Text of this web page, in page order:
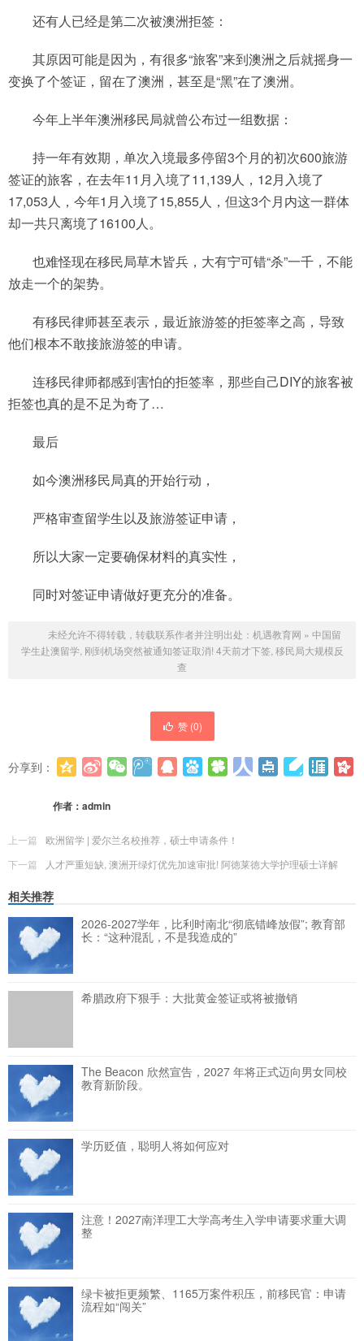
还有人已经是第二次被澳洲拒签：
其原因可能是因为，有很多“旅客”来到澳洲之后就摇身一
变换了个签证，留在了澳洲，甚至是“黑”在了澳洲。
今年上半年澳洲移民局就曾公布过一组数据：
持一年有效期，单次入境最多停留3个月的初次600旅游
签证的旅客，在去年11月入境了11,139人，12月入境了
17,053人，今年1月入境了15,855人，但这3个月内这一群体
却一共只离境了16100人。
也难怪现在移民局草木皆兵，大有宁可错“杀”一千，不能
放走一个的架势。
有移民律师甚至表示，最近旅游签的拒签率之高，导致
他们根本不敢接旅游签的申请。
连移民律师都感到害怕的拒签率，那些自己DIY的旅客被
拒签也真的是不足为奇了…
最后
如今澳洲移民局真的开始行动，
严格审查留学生以及旅游签证申请，
所以大家一定要确保材料的真实性，
同时对签证申请做好更充分的准备。
未经允许不得转载，转载联系作者并注明出处： 机遇教育网 » 中国留
学生赴澳留学, 刚到机场突然被通知签证取消! 4天前才下签, 移民局大规模反
查
赞 (0)
分享到：
作者： admin
上一篇
欧洲留学 | 爱尔兰名校推荐，硕士申请条件！
下一篇
人才严重短缺, 澳洲开绿灯优先加速审批! 阿徳莱徳大学护理硕士详解
相关推荐
2026-2027学年，比利时南北“彻底错峰放假”; 教育部
长：“这种混乱，不是我造成的”
希腊政府下狠手：大批黄金签证或将被撤销
The Beacon 欣然宣告，2027 年将正式迈向男女同校
教育新阶段。
学历贬值，聪明人将如何应对
注意！2027南洋理工大学高考生入学申请要求重大调
整
绿卡被拒更频繁、1165万案件积压，前移民官：申请
流程如“闯关”